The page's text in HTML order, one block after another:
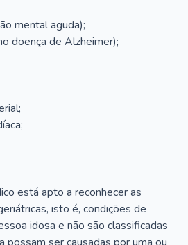
mental aguda);
doença de Alzheimer);
está apto a reconhecer as
isto é, condições de
idosa e não são classificadas